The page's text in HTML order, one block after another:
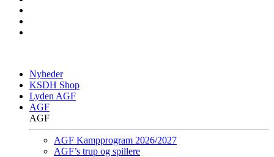
Nyheder
KSDH Shop
Lyden AGF
AGF
AGF
AGF Kampprogram 2026/2027
AGF’s trup og spillere